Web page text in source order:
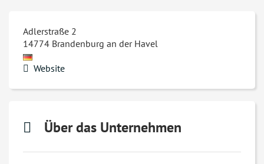
Adlerstraße 2
14774 Brandenburg an der Havel
Website
Über das Unternehmen